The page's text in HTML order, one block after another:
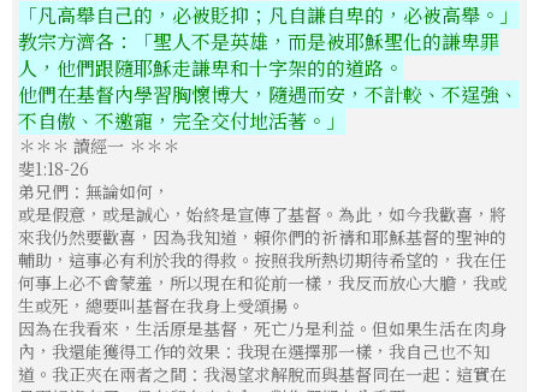
亞洲主教團協會第12屆大會後李克勉主教分享
亞洲主教團協會第12屆全體大會閉幕
【FABC】亞洲主教跨越「友誼隧道」訪清真寺成為橋梁
教宗致函亞洲主教團大會：耶穌是我們共融之源
【FABC】亞洲主教會議在雅加達隆重開幕
「凡高舉自己的，必被貶抑；凡自謙自卑的，必被高舉。」
教宗方濟各：「聖人不是英雄，而是被耶穌聖化的謙卑罪
人，他們跟隨耶穌走謙卑和十字架的的道路。
他們在基督內學習胸懷博大，隨遇而安，不計較、不逞強、
不自傲、不邀寵，完全交付地活著。」
＊＊＊ 讀經一 ＊＊＊
斐1:18-26
弟兄們：無論如何，
或是假意，或是誠心，始終是宣傳了基督。為此，如今我歡喜，將
來我仍然要歡喜，因為我知道，賴你們的祈禱和耶穌基督的聖神的
輔助，這事必有利於我的得救。按照我所熱切期待希望的，我在任
何事上必不會蒙羞，所以現在和從前一樣，我反而放心大膽，我或
生或死，總要叫基督在我身上受頌揚。
因為在我看來，生活原是基督，死亡乃是利益。但如果生活在肉身
內，我還能獲得工作的效果：我現在選擇那一樣，我自己也不知
道。我正夾在兩者之間：我渴望求解脫而與基督同在一起：這實在